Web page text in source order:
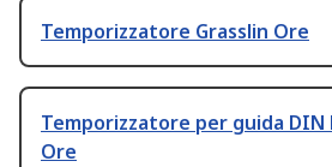
Temporizzatore Grasslin Ore
Temporizzatore per guida DIN
Ore